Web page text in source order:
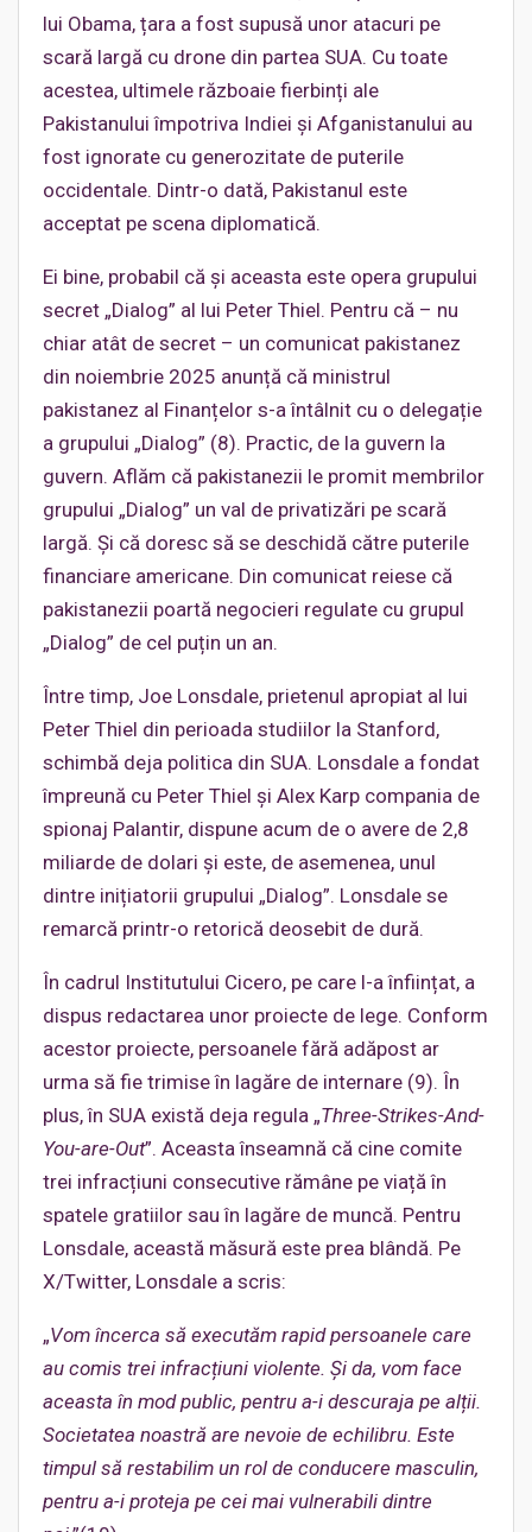
lui Obama, țara a fost supusă unor atacuri pe
scară largă cu drone din partea SUA. Cu toate
acestea, ultimele războaie fierbinți ale
Pakistanului împotriva Indiei și Afganistanului au
fost ignorate cu generozitate de puterile
occidentale. Dintr-o dată, Pakistanul este
acceptat pe scena diplomatică.
Ei bine, probabil că și aceasta este opera grupului
secret „Dialog” al lui Peter Thiel. Pentru că – nu
chiar atât de secret – un comunicat pakistanez
din noiembrie 2025 anunță că ministrul
pakistanez al Finanțelor s-a întâlnit cu o delegație
a grupului „Dialog” (8). Practic, de la guvern la
guvern. Aflăm că pakistanezii le promit membrilor
grupului „Dialog” un val de privatizări pe scară
largă. Și că doresc să se deschidă către puterile
financiare americane. Din comunicat reiese că
pakistanezii poartă negocieri regulate cu grupul
„Dialog” de cel puțin un an.
Între timp, Joe Lonsdale, prietenul apropiat al lui
Peter Thiel din perioada studiilor la Stanford,
schimbă deja politica din SUA. Lonsdale a fondat
împreună cu Peter Thiel și Alex Karp compania de
spionaj Palantir, dispune acum de o avere de 2,8
miliarde de dolari și este, de asemenea, unul
dintre inițiatorii grupului „Dialog”. Lonsdale se
remarcă printr-o retorică deosebit de dură.
În cadrul Institutului Cicero, pe care l-a înființat, a
dispus redactarea unor proiecte de lege. Conform
acestor proiecte, persoanele fără adăpost ar
urma să fie trimise în lagăre de internare (9). În
plus, în SUA există deja regula „Three-Strikes-And-
You-are-Out”. Aceasta înseamnă că cine comite
trei infracțiuni consecutive rămâne pe viață în
spatele gratiilor sau în lagăre de muncă. Pentru
Lonsdale, această măsură este prea blândă. Pe
X/Twitter, Lonsdale a scris:
„Vom încerca să executăm rapid persoanele care
au comis trei infracțiuni violente. Și da, vom face
aceasta în mod public, pentru a-i descuraja pe alții.
Societatea noastră are nevoie de echilibru. Este
timpul să restabilim un rol de conducere masculin,
pentru a-i proteja pe cei mai vulnerabili dintre